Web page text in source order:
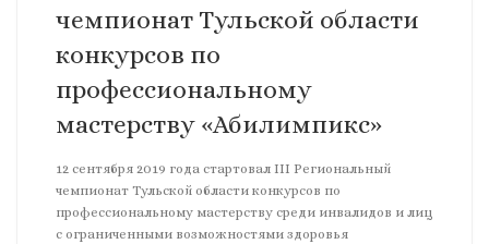
чемпионат Тульской области
конкурсов по
профессиональному
мастерству «Абилимпикс»
12 сентября 2019 года стартовал III Региональный
чемпионат Тульской области конкурсов по
профессиональному мастерству среди инвалидов и лиц
с ограниченными возможностями здоровья